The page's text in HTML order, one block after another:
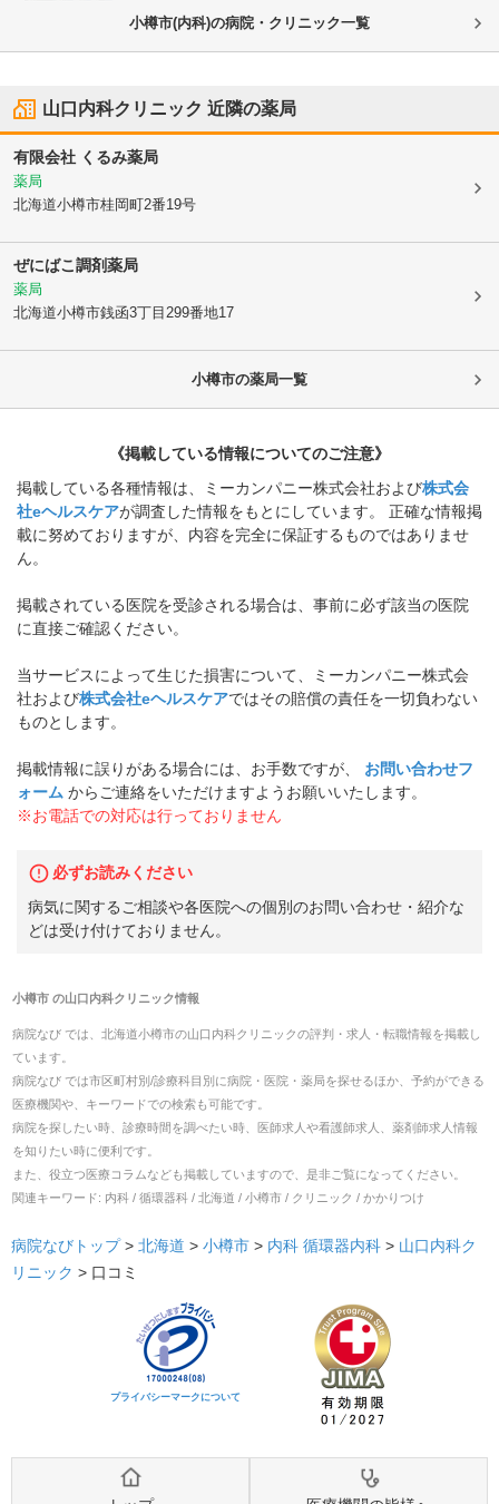
小樽市(内科)の病院・クリニック一覧
山口内科クリニック 近隣の薬局
有限会社 くるみ薬局
薬局
北海道小樽市桂岡町2番19号
ぜにばこ調剤薬局
薬局
北海道小樽市銭函3丁目299番地17
小樽市の薬局一覧
《掲載している情報についてのご注意》
掲載している各種情報は、ミーカンパニー株式会社および株式会
社eヘルスケアが調査した情報をもとにしています。 正確な情報掲
載に努めておりますが、内容を完全に保証するものではありませ
ん。
掲載されている医院を受診される場合は、事前に必ず該当の医院
に直接ご確認ください。
当サービスによって生じた損害について、ミーカンパニー株式会
社および株式会社eヘルスケアではその賠償の責任を一切負わない
ものとします。
掲載情報に誤りがある場合には、お手数ですが、
お問い合わせフ
ォーム からご連絡をいただけますようお願いいたします。
※お電話での対応は行っておりません
必ずお読みください
病気に関するご相談や各医院への個別のお問い合わせ・紹介な
どは受け付けておりません。
小樽市の山口内科クリニック情報
病院なび では、 北海道小樽市の山口内科クリニックの評判・求人・転職情報を掲載し
ています。
病院なび では市区町村別/診療科目別に病院・医院・薬局を探せるほか、予約ができる
医療機関や、キーワードでの検索も可能です。
病院を探したい時、診療時間を調べたい時、医師求人や看護師求人、薬剤師求人情報
を知りたい時に便利です。
また、役立つ医療コラムなども掲載していますので、是非ご覧になってください。
関連キーワード: 内科 / 循環器科 / 北海道 / 小樽市 / クリニック / かかりつけ
病院なびトップ > 北海道 > 小樽市 > 内科 循環器内科 > 山口内科ク
リニック > 口コミ
プライバシーマークについて